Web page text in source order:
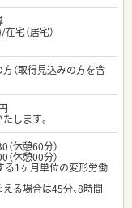
宅（居宅）
（取得見込みの方を含
します。
休憩60分）
休憩00分）
1ヶ月単位の変形労働
る場合は45分、8時間